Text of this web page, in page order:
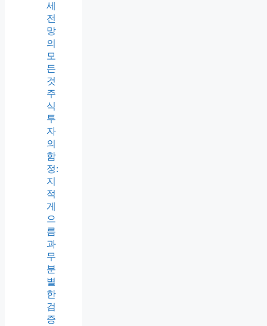
세
전
망
의
모
든
것
주
식
투
자
의
함
정:
지
적
게
으
름
과
무
분
별
한
검
증